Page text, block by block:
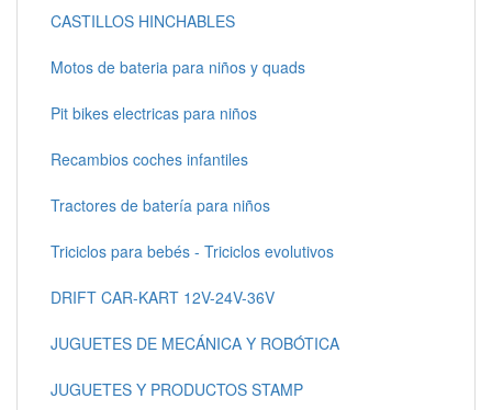
CASTILLOS HINCHABLES
Motos de bateria para niños y quads
Pit bikes electricas para niños
Recambios coches infantiles
Tractores de batería para niños
Triciclos para bebés - Triciclos evolutivos
DRIFT CAR-KART 12V-24V-36V
JUGUETES DE MECÁNICA Y ROBÓTICA
JUGUETES Y PRODUCTOS STAMP